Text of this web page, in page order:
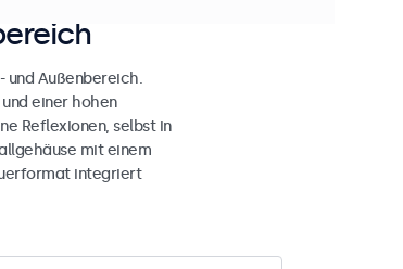
und Außenbereich.
einer hohen
Reflexionen, selbst in
mit einem
integriert